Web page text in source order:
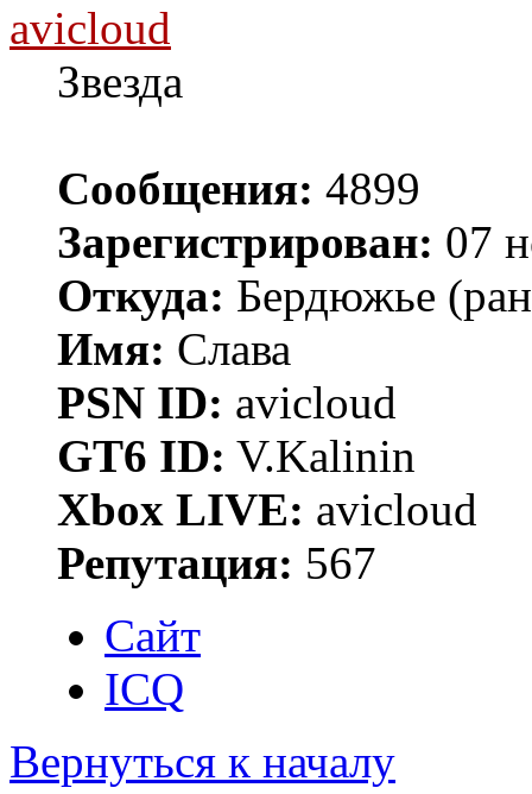
avicloud
Звезда
Сообщения: 4899
Зарегистрирован: 07
Откуда: Бердюжье
Имя: Слава
PSN ID: avicloud
GT6 ID: V.Kalinin
Xbox LIVE: avicloud
Репутация: 567
Сайт
ICQ
Вернуться к началу